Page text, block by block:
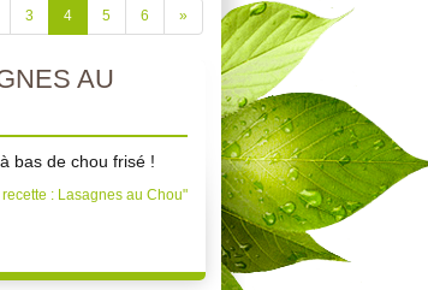
3 4 5 6 »
AU
bas de chou frisé !
: Lasagnes au Chou"